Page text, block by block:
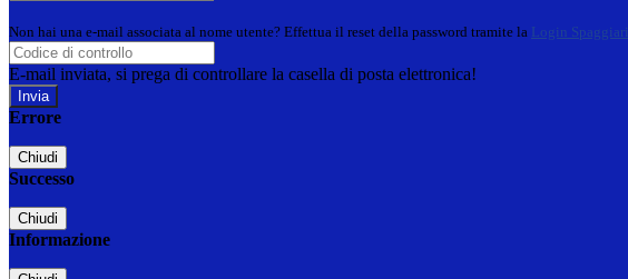
Non hai una e-mail associata al nome utente? Effettua il reset della password tramite la Login Spaggiari
E-mail inviata, si prega di controllare la casella di posta elettronica!
Errore
Chiudi
Successo
Chiudi
Informazione